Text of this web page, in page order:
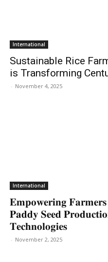
International
Sustainable Rice
is Transforming
- November 4, 2025
International
𝐄𝐦𝐩𝐨𝐰𝐞𝐫𝐢𝐧𝐠 𝐅𝐚𝐫𝐦𝐞𝐫𝐬
𝐏𝐚𝐝𝐝𝐲 𝐒𝐞𝐞𝐝
𝐓𝐞𝐜𝐡𝐧𝐨𝐥𝐨𝐠𝐢𝐞𝐬
- November 2, 2025